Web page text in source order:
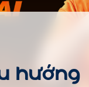
hướng